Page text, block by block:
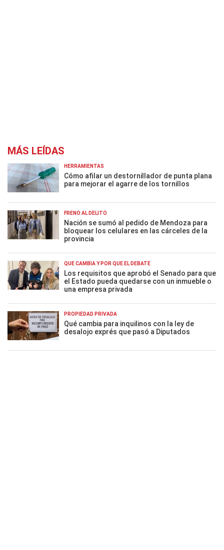
MÁS LEÍDAS
HERRAMIENTAS
Cómo afilar un destornillador de punta plana
para mejorar el agarre de los tornillos
FRENO AL DELITO
Nación se sumó al pedido de Mendoza para
bloquear los celulares en las cárceles de la
provincia
QUÉ CAMBIA Y POR QUÉ EL DEBATE
Los requisitos que aprobó el Senado para que
el Estado pueda quedarse con un inmueble o
una empresa privada
PROPIEDAD PRIVADA
Qué cambia para inquilinos con la ley de
desalojo exprés que pasó a Diputados